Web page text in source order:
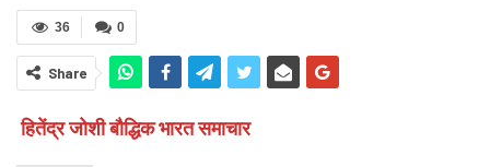
0
36
Share
हितेंद्र जोशी बौद्धिक भारत समाचार